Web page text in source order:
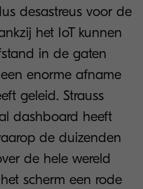
desastreus voor de
het IoT kunnen
in de gaten
enorme afname
geleid. Strauss
dashboard heeft
de duizenden
de hele wereld
scherm een rode